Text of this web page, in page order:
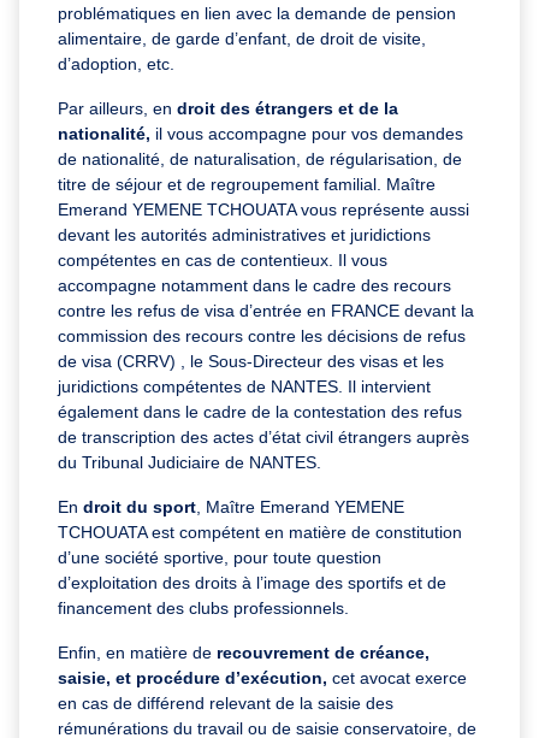
problématiques en lien avec la demande de pension
alimentaire, de garde d’enfant, de droit de visite,
d’adoption, etc.
Par ailleurs, en droit des étrangers et de la
nationalité, il vous accompagne pour vos demandes
de nationalité, de naturalisation, de régularisation, de
titre de séjour et de regroupement familial. Maître
Emerand YEMENE TCHOUATA vous représente aussi
devant les autorités administratives et juridictions
compétentes en cas de contentieux. Il vous
accompagne notamment dans le cadre des recours
contre les refus de visa d’entrée en FRANCE devant la
commission des recours contre les décisions de refus
de visa (CRRV) , le Sous-Directeur des visas et les
juridictions compétentes de NANTES. Il intervient
également dans le cadre de la contestation des refus
de transcription des actes d’état civil étrangers auprès
du Tribunal Judiciaire de NANTES.
En droit du sport , Maître Emerand YEMENE
TCHOUATA est compétent en matière de constitution
d’une société sportive, pour toute question
d’exploitation des droits à l’image des sportifs et de
financement des clubs professionnels.
Enfin, en matière de recouvrement de créance,
saisie, et procédure d’exécution, cet avocat exerce
en cas de différend relevant de la saisie des
rémunérations du travail ou de saisie conservatoire, de